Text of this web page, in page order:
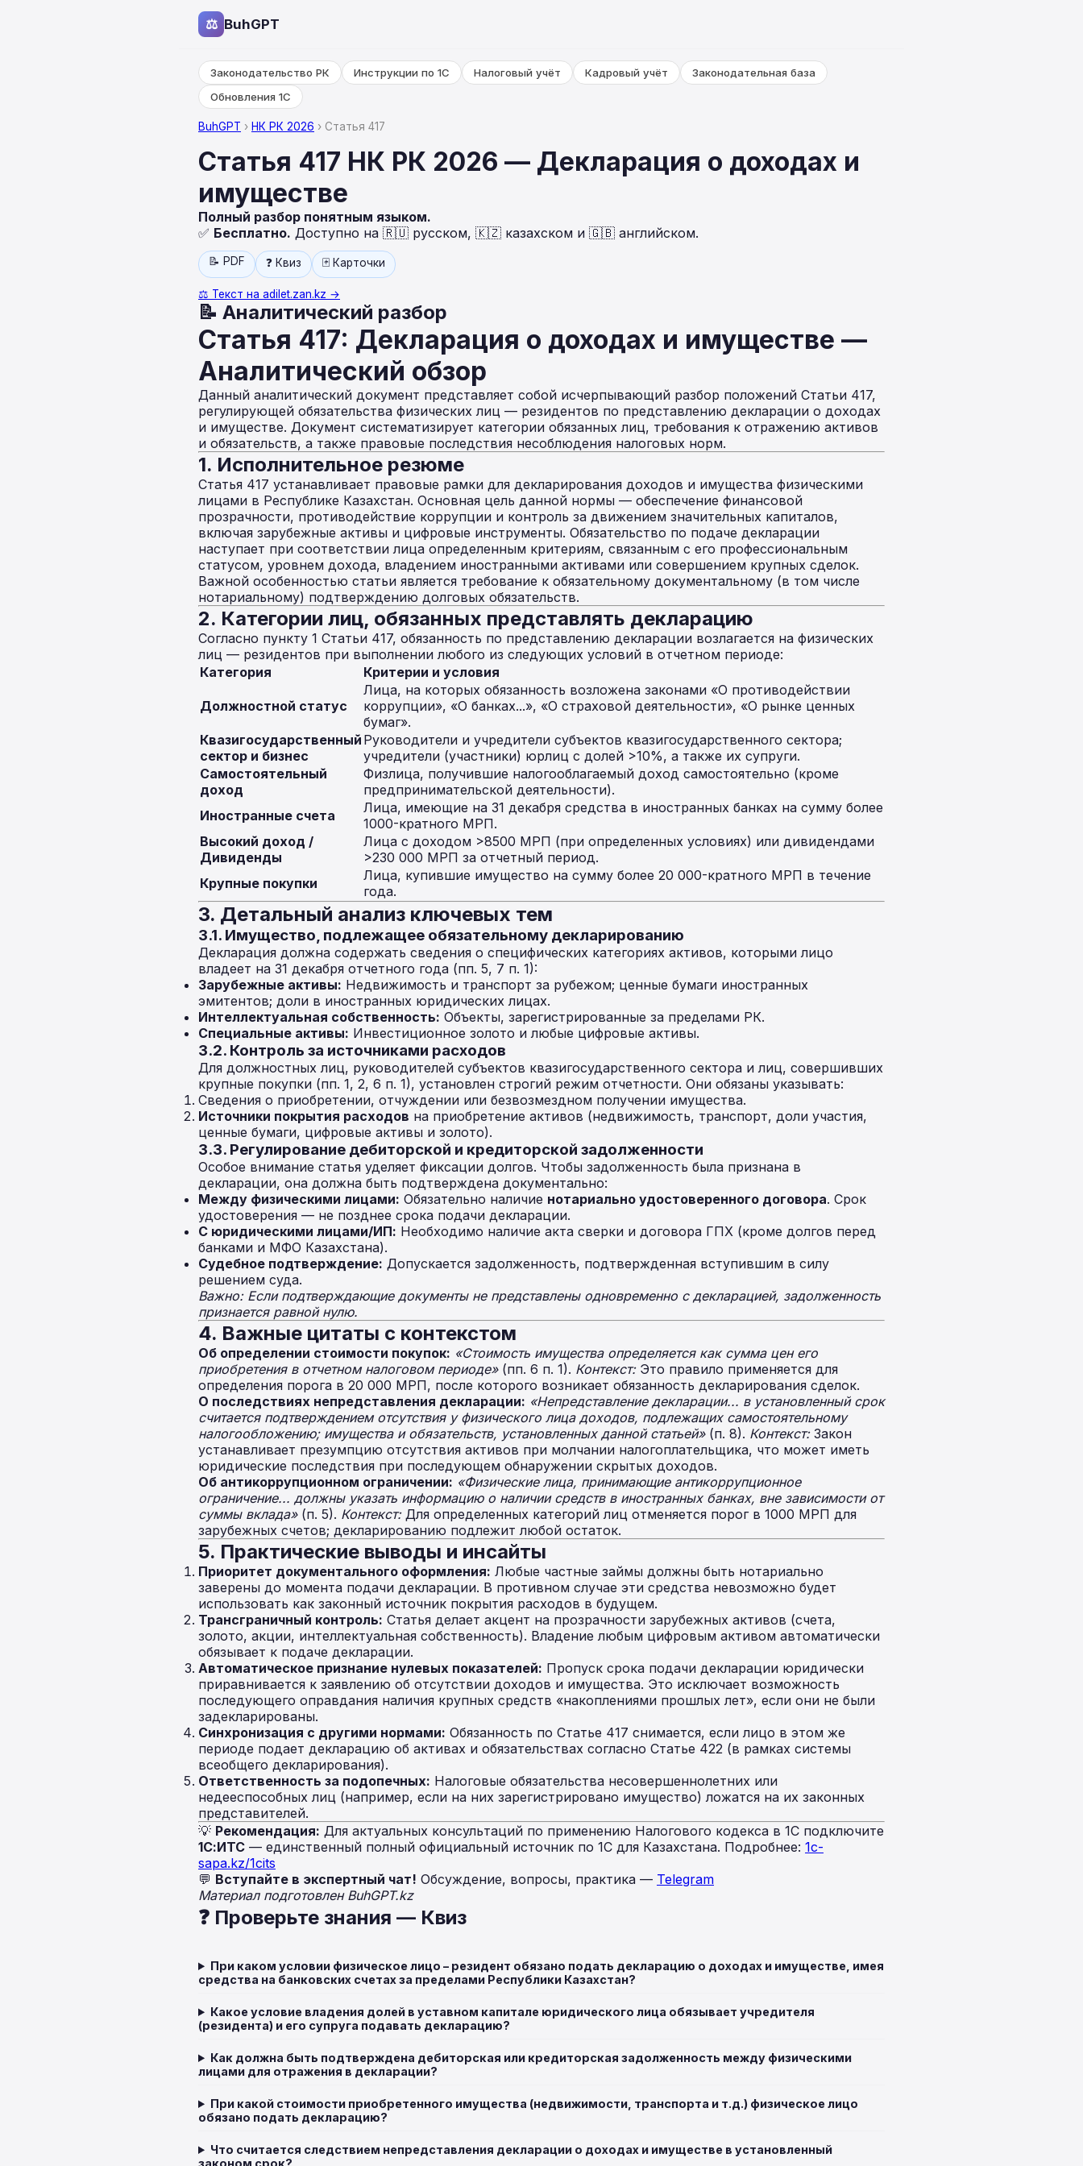
⚖ BuhGPT
Законодательство РК Инструкции по 1С Налоговый учёт Кадровый учёт
Законодательная база
Обновления 1С
BuhGPT › НК РК 2026 › Статья 417
Статья 417 НК РК 2026 — Декларация о доходах и
имуществе
Полный разбор понятным языком.
✅ Бесплатно. Доступно на 🇷🇺 русском, 🇰🇿 казахском и 🇬🇧 английском.
📝 PDF ❓ Квиз 🃏 Карточки
⚖️ Текст на adilet.zan.kz →
📝 Аналитический разбор
Статья 417: Декларация о доходах и имуществе —
Аналитический обзор
Данный аналитический документ представляет собой исчерпывающий разбор положений Статьи 417,
регулирующей обязательства физических лиц — резидентов по представлению декларации о доходах
и имуществе. Документ систематизирует категории обязанных лиц, требования к отражению активов
и обязательств, а также правовые последствия несоблюдения налоговых норм.
1. Исполнительное резюме
Статья 417 устанавливает правовые рамки для декларирования доходов и имущества физическими
лицами в Республике Казахстан. Основная цель данной нормы — обеспечение финансовой
прозрачности, противодействие коррупции и контроль за движением значительных капиталов,
включая зарубежные активы и цифровые инструменты. Обязательство по подаче декларации
наступает при соответствии лица определенным критериям, связанным с его профессиональным
статусом, уровнем дохода, владением иностранными активами или совершением крупных сделок.
Важной особенностью статьи является требование к обязательному документальному (в том числе
нотариальному) подтверждению долговых обязательств.
2. Категории лиц, обязанных представлять декларацию
Согласно пункту 1 Статьи 417, обязанность по представлению декларации возлагается на физических
лиц — резидентов при выполнении любого из следующих условий в отчетном периоде:
Категория
Критерии и условия
Должностной статус
Лица, на которых обязанность возложена законами «О противодействии
коррупции», «О банках...», «О страховой деятельности», «О рынке ценных
бумаг».
Квазигосударственный
сектор и бизнес
Руководители и учредители субъектов квазигосударственного сектора;
учредители (участники) юрлиц с долей >10%, а также их супруги.
Самостоятельный
доход
Физлица, получившие налогооблагаемый доход самостоятельно (кроме
предпринимательской деятельности).
Иностранные счета
Лица, имеющие на 31 декабря средства в иностранных банках на сумму более
1000-кратного МРП.
Высокий доход /
Дивиденды
Лица с доходом >8500 МРП (при определенных условиях) или дивидендами
>230 000 МРП за отчетный период.
Крупные покупки
Лица, купившие имущество на сумму более 20 000-кратного МРП в течение
года.
3. Детальный анализ ключевых тем
3.1. Имущество, подлежащее обязательному декларированию
Декларация должна содержать сведения о специфических категориях активов, которыми лицо
владеет на 31 декабря отчетного года (пп. 5, 7 п. 1):
Зарубежные активы: Недвижимость и транспорт за рубежом; ценные бумаги иностранных
эмитентов; доли в иностранных юридических лицах.
Интеллектуальная собственность: Объекты, зарегистрированные за пределами РК.
Специальные активы: Инвестиционное золото и любые цифровые активы.
3.2. Контроль за источниками расходов
Для должностных лиц, руководителей субъектов квазигосударственного сектора и лиц, совершивших
крупные покупки (пп. 1, 2, 6 п. 1), установлен строгий режим отчетности. Они обязаны указывать:
Сведения о приобретении, отчуждении или безвозмездном получении имущества.
Источники покрытия расходов на приобретение активов (недвижимость, транспорт, доли участия,
ценные бумаги, цифровые активы и золото).
3.3. Регулирование дебиторской и кредиторской задолженности
Особое внимание статья уделяет фиксации долгов. Чтобы задолженность была признана в
декларации, она должна быть подтверждена документально:
Между физическими лицами: Обязательно наличие нотариально удостоверенного договора. Срок
удостоверения — не позднее срока подачи декларации.
С юридическими лицами/ИП: Необходимо наличие акта сверки и договора ГПХ (кроме долгов перед
банками и МФО Казахстана).
Судебное подтверждение: Допускается задолженность, подтвержденная вступившим в силу
решением суда.
Важно: Если подтверждающие документы не представлены одновременно с декларацией, задолженность
признается равной нулю.
4. Важные цитаты с контекстом
Об определении стоимости покупок: «Стоимость имущества определяется как сумма цен его
приобретения в отчетном налоговом периоде»(пп. 6 п. 1). Контекст:Это правило применяется для
определения порога в 20 000 МРП, после которого возникает обязанность декларирования сделок.
О последствиях непредставления декларации: «Непредставление декларации... в установленный срок
считается подтверждением отсутствия у физического лица доходов, подлежащих самостоятельному
налогообложению; имущества и обязательств, установленных данной статьей»(п. 8). Контекст:Закон
устанавливает презумпцию отсутствия активов при молчании налогоплательщика, что может иметь
юридические последствия при последующем обнаружении скрытых доходов.
Об антикоррупционном ограничении: «Физические лица, принимающие антикоррупционное
ограничение... должны указать информацию о наличии средств в иностранных банках, вне зависимости от
суммы вклада»(п. 5). Контекст:Для определенных категорий лиц отменяется порог в 1000 МРП для
зарубежных счетов; декларированию подлежит любой остаток.
5. Практические выводы и инсайты
Приоритет документального оформления: Любые частные займы должны быть нотариально
заверены до момента подачи декларации. В противном случае эти средства невозможно будет
использовать как законный источник покрытия расходов в будущем.
Трансграничный контроль: Статья делает акцент на прозрачности зарубежных активов (счета,
золото, акции, интеллектуальная собственность). Владение любым цифровым активом автоматически
обязывает к подаче декларации.
Автоматическое признание нулевых показателей: Пропуск срока подачи декларации юридически
приравнивается к заявлению об отсутствии доходов и имущества. Это исключает возможность
последующего оправдания наличия крупных средств «накоплениями прошлых лет», если они не были
задекларированы.
Синхронизация с другими нормами: Обязанность по Статье 417 снимается, если лицо в этом же
периоде подает декларацию об активах и обязательствах согласно Статье 422 (в рамках системы
всеобщего декларирования).
Ответственность за подопечных: Налоговые обязательства несовершеннолетних или
недееспособных лиц (например, если на них зарегистрировано имущество) ложатся на их законных
представителей.
💡 Рекомендация: Для актуальных консультаций по применению Налогового кодекса в 1С подключите
1С:ИТС — единственный полный официальный источник по 1С для Казахстана. Подробнее: 1c-
sapa.kz/1cits
💬 Вступайте в экспертный чат! Обсуждение, вопросы, практика — Telegram
Материал подготовлен BuhGPT.kz
❓ Проверьте знания — Квиз
При каком условии физическое лицо – резидент обязано подать декларацию о доходах и имуществе, имея
средства на банковских счетах за пределами Республики Казахстан?
Какое условие владения долей в уставном капитале юридического лица обязывает учредителя
(резидента) и его супруга подавать декларацию?
Как должна быть подтверждена дебиторская или кредиторская задолженность между физическими
лицами для отражения в декларации?
При какой стоимости приобретенного имущества (недвижимости, транспорта и т.д.) физическое лицо
обязано подать декларацию?
Что считается следствием непредставления декларации о доходах и имуществе в установленный
законом срок?